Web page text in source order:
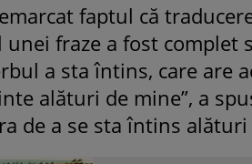
faptul că
unei fraze a fost complet
a sta întins, care are
alături de mine”, a
de a se sta întins